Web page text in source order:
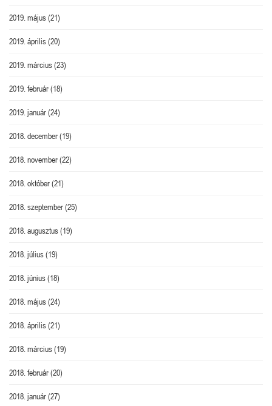
2019. május(21)
2019. április(20)
2019. március(23)
2019. február(18)
2019. január(24)
2018. december(19)
2018. november(22)
2018. október(21)
2018. szeptember(25)
2018. augusztus(19)
2018. július(19)
2018. június(18)
2018. május(24)
2018. április(21)
2018. március(19)
2018. február(20)
2018. január(27)